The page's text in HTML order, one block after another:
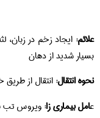
علائم: ایجاد زخم در
بسیار شدید از دهان
نحوه انتقال:انتقال از
عامل بیماری زا:ویروس تب